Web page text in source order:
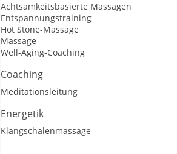
Achtsamkeitsbasierte Massagen
Entspannungstraining
Hot Stone-Massage
Massage
Well-Aging-Coaching
Coaching
Meditationsleitung
Energetik
Klangschalenmassage